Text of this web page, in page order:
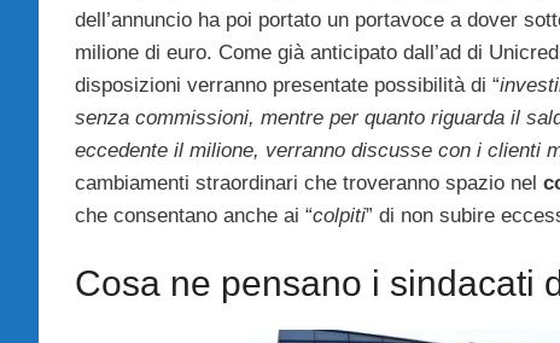
dell’annuncio ha poi portato un portavoce a dover
milione di euro. Come già anticipato dall’ad di
disposizioni verranno presentate possibilità di “
senza commissioni, mentre per quanto riguarda il
eccedente il milione, verranno discusse con i clienti
cambiamenti straordinari che troveranno spazio nel
che consentano anche ai “colpiti” di non subire
Cosa ne pensano i sindacati